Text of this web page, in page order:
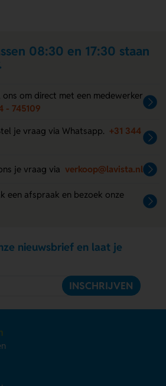
08:30 en 17:30 staan
ons om direct met een medewerker
- 745109
je vraag via Whatsapp. +31 344
je vraag via verkoop@lavista.nl
een afspraak en bezoek onze
nieuwsbrief en laat je
INSCHRIJVEN